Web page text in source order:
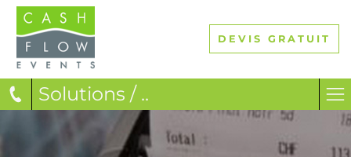
DEVIS GRATUIT
Solutions / ..